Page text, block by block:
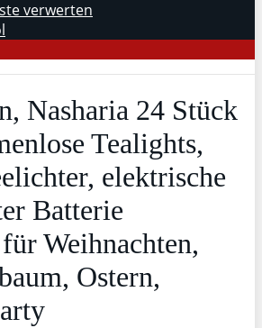
verwerten
Nasharia 24 Stück
Tealights,
elektrische
Batterie
Weihnachten,
Ostern,